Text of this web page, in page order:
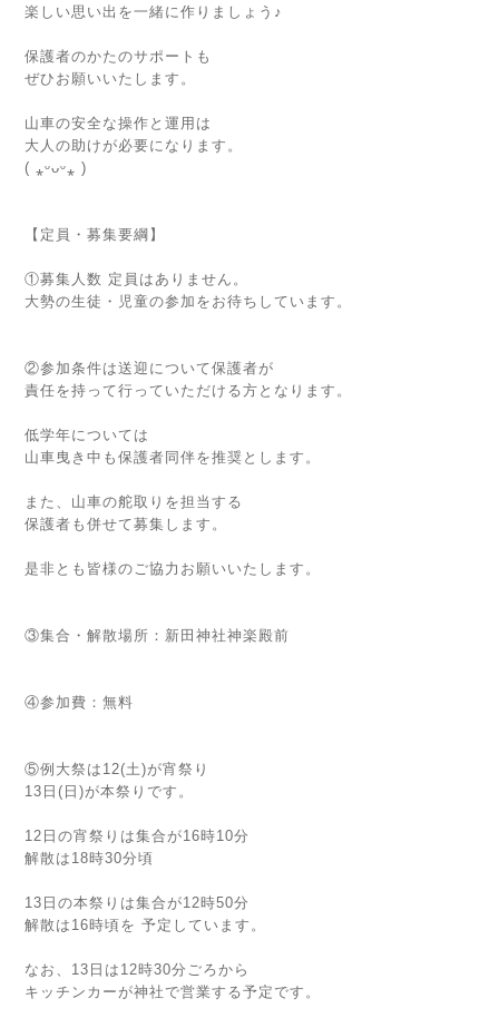
楽しい思い出を一緒に作りましょう♪
保護者のかたのサポートも
ぜひお願いいたします。
山車の安全な操作と運用は
大人の助けが必要になります。
( ⁎ᵕᴗᵕ⁎ )
【定員・募集要綱】
①募集人数 定員はありません。
大勢の生徒・児童の参加をお待ちしています。
②参加条件は送迎について保護者が
責任を持って行っていただける方となります。
低学年については
山車曳き中も保護者同伴を推奨とします。
また、山車の舵取りを担当する
保護者も併せて募集します。
是非とも皆様のご協力お願いいたします。
③集合・解散場所：新田神社神楽殿前
④参加費：無料
⑤例大祭は12(土)が宵祭り
13日(日)が本祭りです。
12日の宵祭りは集合が16時10分
解散は18時30分頃
13日の本祭りは集合が12時50分
解散は16時頃を 予定しています。
なお、13日は12時30分ごろから
キッチンカーが神社で営業する予定です。